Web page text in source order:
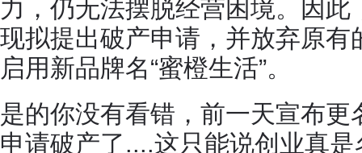
力，仍无法摆脱经营困境。因
现拟提出破产申请，并放弃原
启用新品牌名“蜜橙生活”。
是的你没有看错，前一天宣布更
申请破产了....这只能说创业真